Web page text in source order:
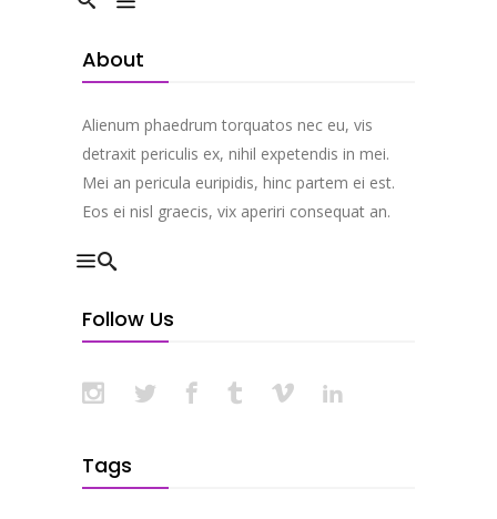
About
Alienum phaedrum torquatos nec eu, vis
detraxit periculis ex, nihil expetendis in mei.
Mei an pericula euripidis, hinc partem ei est.
Eos ei nisl graecis, vix aperiri consequat an.
Follow Us
Tags